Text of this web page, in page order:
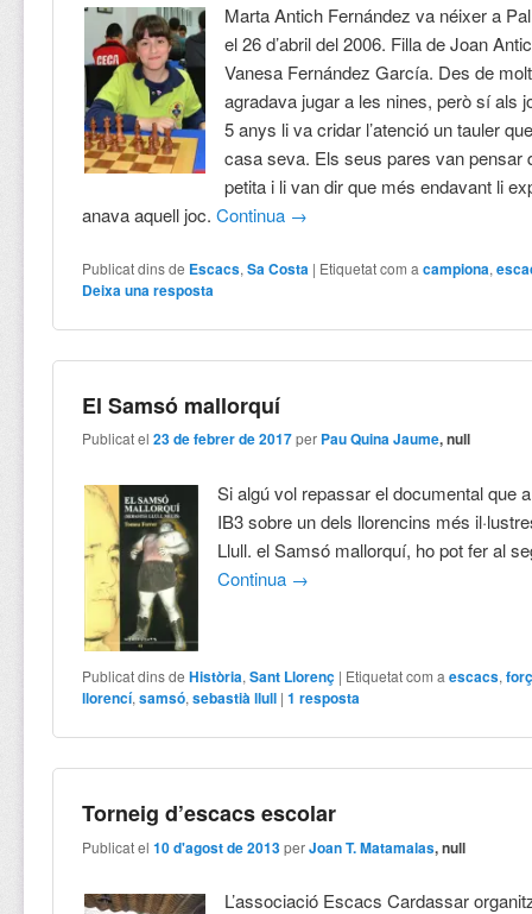
Marta Antich Fernández va néixer a
el 26 d’abril del 2006. Filla de Joan
Vanesa Fernández García. Des de
agradava jugar a les nines, però sí als
5 anys li va cridar l’atenció un tauler
casa seva. Els seus pares van pensar
petita i li van dir que més endavant li
anava aquell joc.Continua →
Publicat dins de Escacs,Sa Costa | Etiquetat com a campiona,
Deixa una resposta
El Samsó mallorquí
Publicat el23 de febrer de 2017 per Pau Quina Jaume, null
Si algú vol repassar el documental que
IB3 sobre un dels llorencins més
Llull. el Samsó mallorquí, ho pot fer al
Continua →
Publicat dins de Història,Sant Llorenç | Etiquetat com a escacs,
llorencí,samsó,sebastià llull |1 resposta
Torneig d’escacs escolar
Publicat el10 d'agost de 2013 perJoan T. Matamalas, null
L’associació Escacs Cardassar